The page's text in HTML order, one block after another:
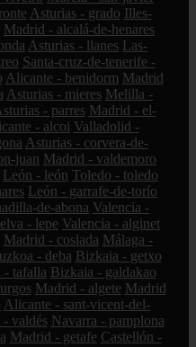
Asturias - grado Illes-
Madrid - alcalá-de-henares
Asturias - llanes Las-
Santa-cruz-de-tenerife -
Alicante - benidorm Madrid
Asturias - mieres Melilla -
- parres Madrid - el-
- alcoi Valladolid -
Asturias - corvera-de-
juan Madrid - valdemoro
León - león Toledo - toledo
León - garrafe-de-torío
de-abona Valencia -
- lepe Valencia - alginet
Madrid - coslada Málaga -
- deba Bizkaia - getxo
- tafalla Bizkaia - galdakao
Madrid - algete Madrid
Alicante - sant-vicent-del-
- valdés Navarra - pamplona
Madrid - getafe Castellón -